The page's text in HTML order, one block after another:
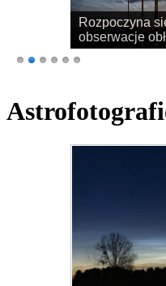
Rozpoczyna
obserwacje